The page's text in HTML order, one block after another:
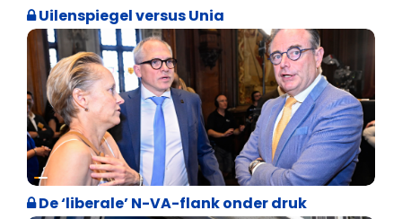
Uilenspiegel versus Unia
Binnenland politiek
De ‘liberale’ N-VA-flank onder druk